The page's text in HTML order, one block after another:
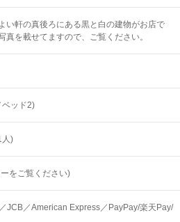
い軒の真後ろにある黒と白の建物がお店で
真を載せてますので、ご覧ください。
ベッド2)
人)
をご覧ください)
JCB／American Express／PayPay/楽天Pay/